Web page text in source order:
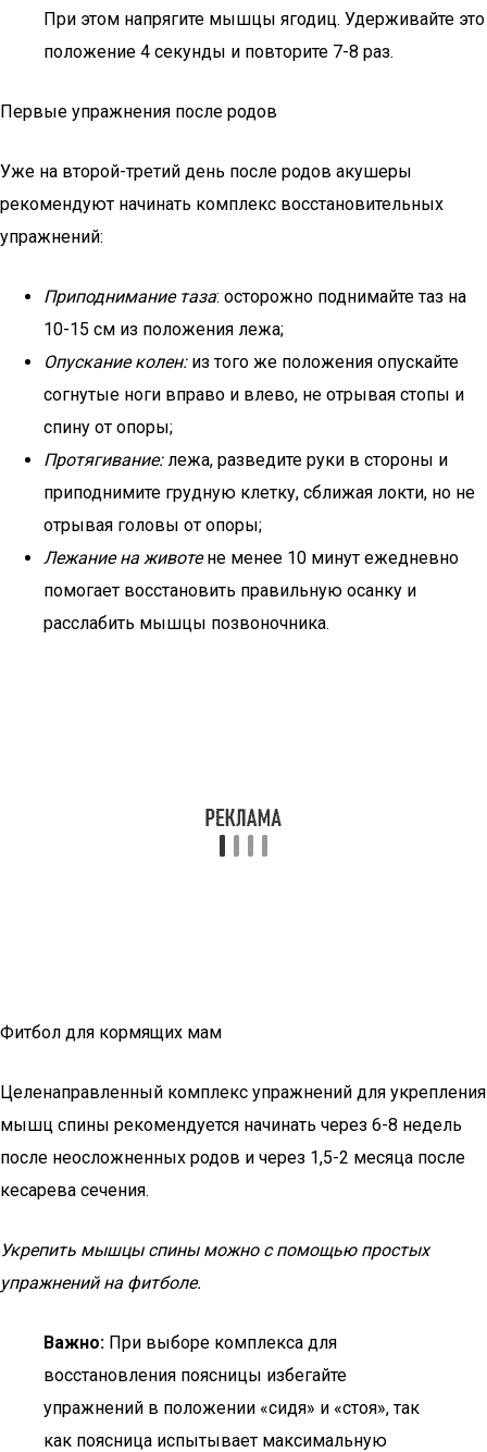
При этом напрягите мышцы ягодиц. Удерживайте это
положение 4 секунды и повторите 7-8 раз.
Первые упражнения после родов
Уже на второй-третий день после родов акушеры
рекомендуют начинать комплекс восстановительных
упражнений:
Приподнимание таза: осторожно поднимайте таз на
10-15 см из положения лежа;
Опускание колен:из того же положения опускайте
согнутые ноги вправо и влево, не отрывая стопы и
спину от опоры;
Протягивание:лежа, разведите руки в стороны и
приподнимите грудную клетку, сближая локти, но не
отрывая головы от опоры;
Лежание на животене менее 10 минут ежедневно
помогает восстановить правильную осанку и
расслабить мышцы позвоночника.
Фитбол для кормящих мам
Целенаправленный комплекс упражнений для укрепления
мышц спины рекомендуется начинать через 6-8 недель
после неосложненных родов и через 1,5-2 месяца после
кесарева сечения.
Укрепить мышцы спины можно с помощью простых
упражнений на фитболе.
Важно: При выборе комплекса для
восстановления поясницы избегайте
упражнений в положении «сидя» и «стоя», так
как поясница испытывает максимальную